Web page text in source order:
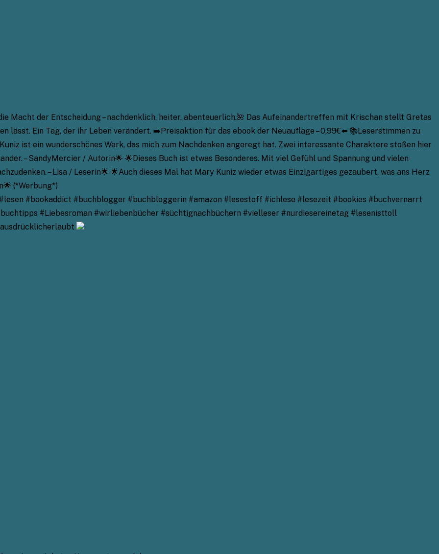
Macht der Entscheidung – nachdenklich, heiter, abenteuerlich.🌺 Das Aufeinandertreffen mit Krischan stellt Gretas
lässt. Ein Tag, der ihr Leben verändert. ➡️Preisaktion für das ebook der Neuauflage – 0,99€⬅️ 📚Leserstimmen zu
ist ein wunderschönes Werk, das mich zum Nachdenken angeregt hat. Zwei interessante Charaktere stoßen hier
– SandyMercier / Autorin🌟 🌟Dieses Buch ist etwas Besonderes. Mit viel Gefühl und Spannung und vielen
– Lisa / Leserin🌟 🌟Auch dieses Mal hat Mary Kuniz wieder etwas Einzigartiges gezaubert, was ans Herz
(*Werbung*)
#bookaddict #buchblogger #buchbloggerin #amazon #lesestoff #ichlese #lesezeit #bookies #buchvernarrt
#Liebesroman #wirliebenbücher #süchtignachbüchern #vielleser #nurdiesereinetag #lesenisttoll